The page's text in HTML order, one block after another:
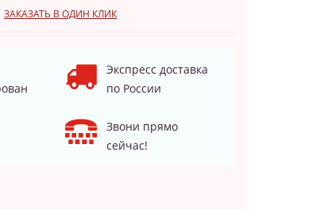
ЗАКАЗАТЬ В ОДИН КЛИК
Экспресс доставка
по России
Звони прямо
сейчас!